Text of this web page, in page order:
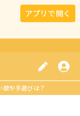
アプリで開く
歌や手遊びは？